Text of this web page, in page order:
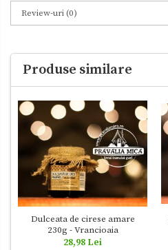
Review-uri(0)
Produse similare
Dulceata de cirese amare
230g - Vrancioaia
28,98 Lei